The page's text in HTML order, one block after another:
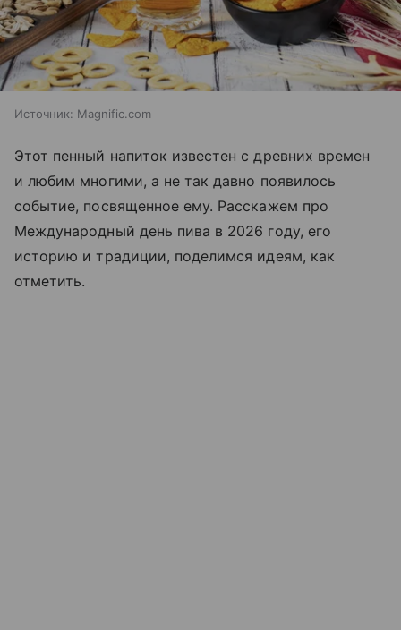
Источник: Magnific.com
Этот пенный напиток известен с древних времен
и любим многими, а не так давно появилось
событие, посвященное ему. Расскажем про
Международный день пива в 2026 году, его
историю и традиции, поделимся идеям, как
отметить.